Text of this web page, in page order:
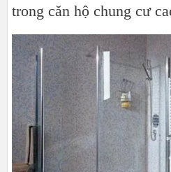
trong căn hộ chung cư